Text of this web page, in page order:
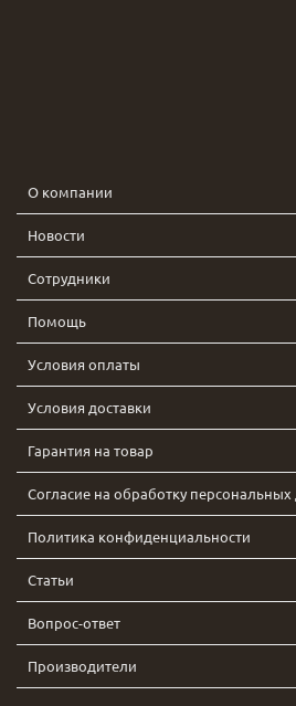
О компании
Новости
Сотрудники
Помощь
Условия оплаты
Условия доставки
Гарантия на товар
Согласие на обработку
Политика конфиденциальности
Статьи
Вопрос-ответ
Производители